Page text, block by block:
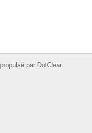
propulsé par DotClear